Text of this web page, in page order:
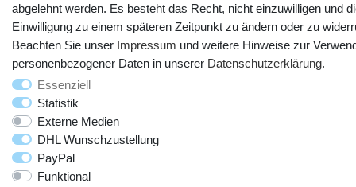
abgelehnt werden. Es besteht das Recht, nicht einzuwilligen und
Einwilligung zu einem späteren Zeitpunkt zu ändern oder zu
Beachten Sie unser Impressum und weitere Hinweise zur
personenbezogener Daten in unserer Daten­schutz­erklärung.
Essenziell
Statistik
Externe Medien
DHL Wunschzustellung
PayPal
Funktional